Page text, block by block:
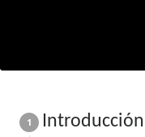
1 Introducción